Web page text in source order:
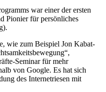
war einer der ersten
Pionier für persönliches
wie zum Beispiel Jon Kabat-
Seminar für mehr
von Google. Es hat sich
des Internetriesen mit